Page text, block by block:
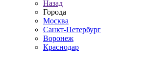
Назад
Города
Москва
Санкт-Петербург
Воронеж
Краснодар